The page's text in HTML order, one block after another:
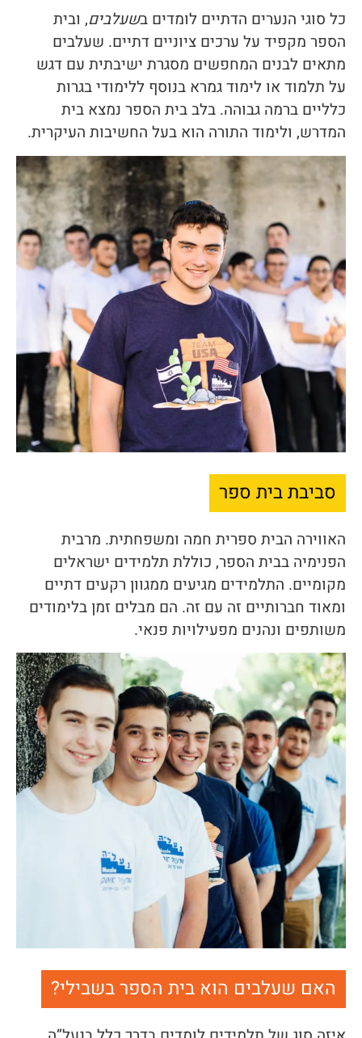
כל סוגי הנערים הדתיים לומדים בשעלבים, ובית
הספר מקפיד על ערכים ציוניים דתיים. שעלבים
מתאים לבנים המחפשים מסגרת ישיבתית עם דגש
על תלמוד או לימוד גמרא בנוסף ללימודי בגרות
כלליים ברמה גבוהה. בלב בית הספר נמצא בית
המדרש, ולימוד התורה הוא בעל החשיבות העיקרית.
סביבת בית ספר
האווירה הבית ספרית חמה ומשפחתית. מרבית
הפנימיה בבית הספר, כוללת תלמידים ישראלים
מקומיים. התלמידים מגיעים ממגוון רקעים דתיים
ומאוד חברותיים זה עם זה. הם מבלים זמן בלימודים
משותפים ונהנים מפעילויות פנאי.
האם שעלבים הוא בית הספר בשבילי?